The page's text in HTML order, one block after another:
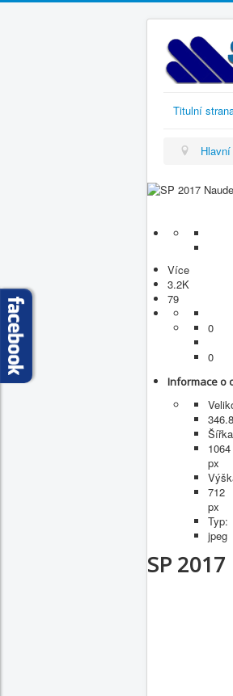
Titulní
Více
3.2K
79
0
0
Informace o
1064
px
712
px
Typ:
jpeg
SP